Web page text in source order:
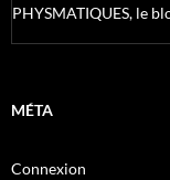
PHYSMATIQUES, le
MÉTA
Connexion